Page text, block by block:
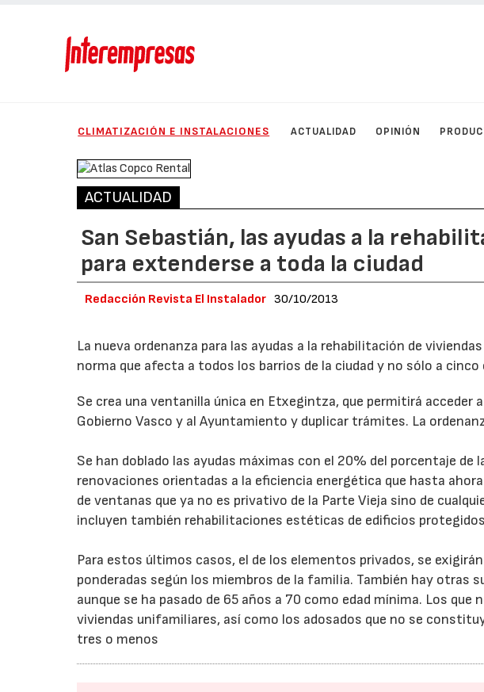
CLIMATIZACIÓN E INSTALACIONES ACTUALIDAD OPINIÓN
ACTUALIDAD
San Sebastián, las ayudas a la
para extenderse a toda la ciudad
Redacción Revista El Instalador 30/10/2013
La nueva ordenanza para las ayudas a la rehabilitación de
norma que afecta a todos los barrios de la ciudad y no sólo a
Se crea una ventanilla única en Etxegintza, que permitirá acceder
Gobierno Vasco y al Ayuntamiento y duplicar trámites. La
Se han doblado las ayudas máximas con el 20% del porcentaje de
renovaciones orientadas a la eficiencia energética que hasta
de ventanas que ya no es privativo de la Parte Vieja sino de
incluyen también rehabilitaciones estéticas de edificios
Para estos últimos casos, el de los elementos privados, se
ponderadas según los miembros de la familia. También hay otras
aunque se ha pasado de 65 años a 70 como edad mínima. Los
viviendas unifamiliares, así como los adosados que no se
tres o menos